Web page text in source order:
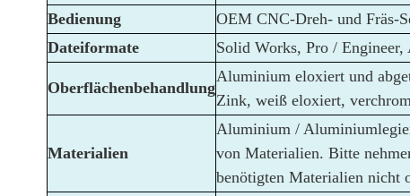
Bedienung
OEM CNC-Dreh- und Fräs-
Dateiformate
Solid Works, Pro /
Oberflächenbehandlung
Aluminium eloxiert und
Zink, weiß eloxiert,
Materialien
Aluminium /
von Materialien. Bitte
benötigten Materialien nicht